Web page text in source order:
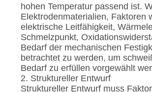
hohen Temperatur passend ist.
Elektrodenmaterialien, Faktoren
elektrische Leitfähigkeit,
Schmelzpunkt,
Bedarf der mechanischen
betrachtet zu werden, um
Bedarf zu erfüllen vorgewählt
2. Struktureller Entwurf
Struktureller Entwurf muss